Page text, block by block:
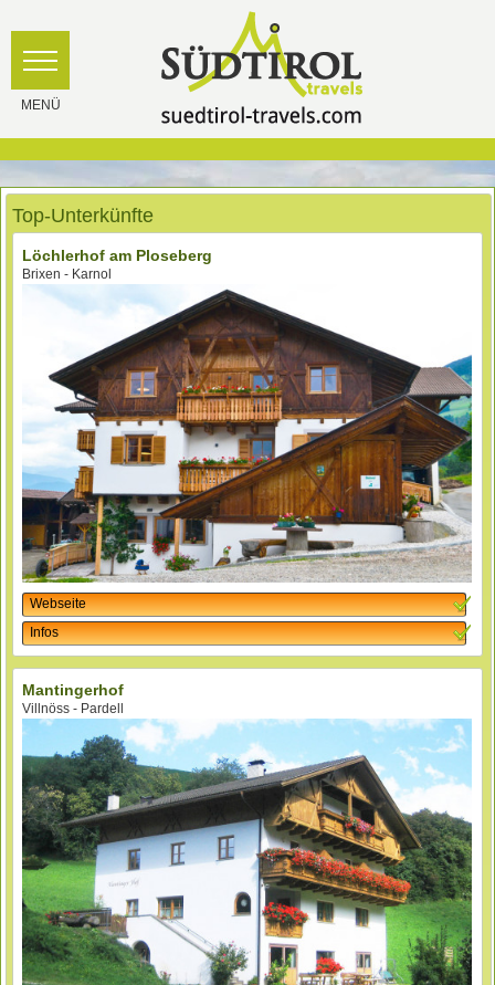
Top-Unterkünfte
Löchlerhof am Ploseberg
Brixen - Karnol
Webseite
Infos
Mantingerhof
Villnöss - Pardell